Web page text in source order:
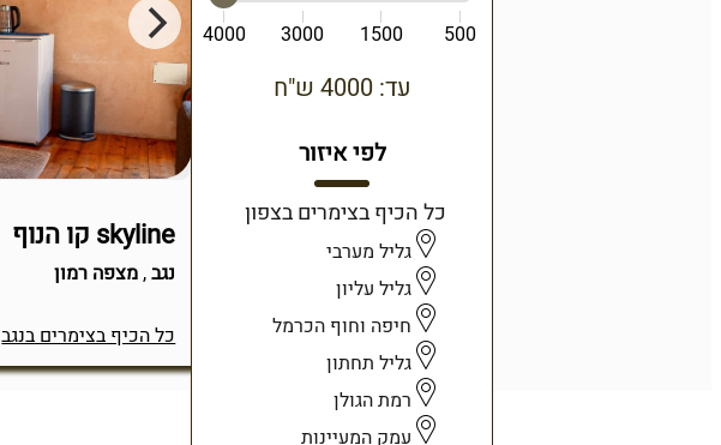
500
1500
3000
4000
עד: 4000 ש"ח
לפי איזור
כל הכיף בצימרים בצפון
גליל מערבי
גליל עליון
חיפה וחוף הכרמל
גליל תחתון
רמת הגולן
עמק המעיינות
skyline קו הנוף
נגב,מצפה רמון
כל הכיף בצימרים בנגב